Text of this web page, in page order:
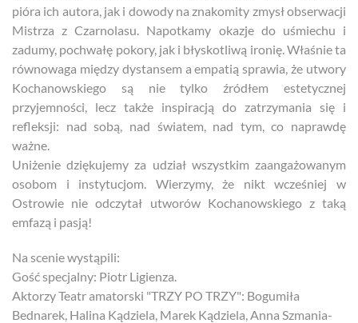
pióra ich autora, jak i dowody na znakomity zmysł obserwacji
Mistrza z Czarnolasu. Napotkamy okazje do uśmiechu i
zadumy, pochwałę pokory, jak i błyskotliwą ironię. Właśnie ta
równowaga między dystansem a empatią sprawia, że utwory
Kochanowskiego są nie tylko źródłem estetycznej
przyjemności, lecz także inspiracją do zatrzymania się i
refleksji: nad sobą, nad światem, nad tym, co naprawdę
ważne.
Uniżenie dziękujemy za udział wszystkim zaangażowanym
osobom i instytucjom. Wierzymy, że nikt wcześniej w
Ostrowie nie odczytał utworów Kochanowskiego z taką
emfazą i pasją!
Na scenie wystąpili:
Gość specjalny: Piotr Ligienza.
Aktorzy Teatr amatorski "TRZY PO TRZY": Bogumiła
Bednarek, Halina Kądziela, Marek Kądziela, Anna Szmania-